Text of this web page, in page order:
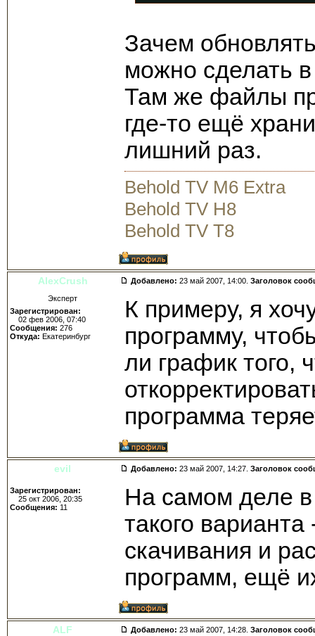
Зачем
можно сделать
Там же файлы
где-то ещё
лишний раз.
Behold TV M6 Extra
Behold TV H8
Behold TV T8
AlexCrush Добавлено: 23 май 2007, 14:00. Заголовок
Эксперт
Зарегистрирован:
02 фев 2006, 07:40
Сообщения: 276
Откуда: Екатеринбург
К примеру, я
программу,
ли график того,
программа
evil Добавлено: 23 май 2007, 14:27. Заголовок
Зарегистрирован:
25 окт 2006, 20:35
Сообщения: 11
На самом деле
такого
скачивания и
программ, ещё
ALF Добавлено: 23 май 2007, 14:28. Заголовок